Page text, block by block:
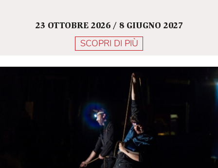
23 OTTOBRE 2026 / 8 GIUGNO 2027
SCOPRI DI PIÙ